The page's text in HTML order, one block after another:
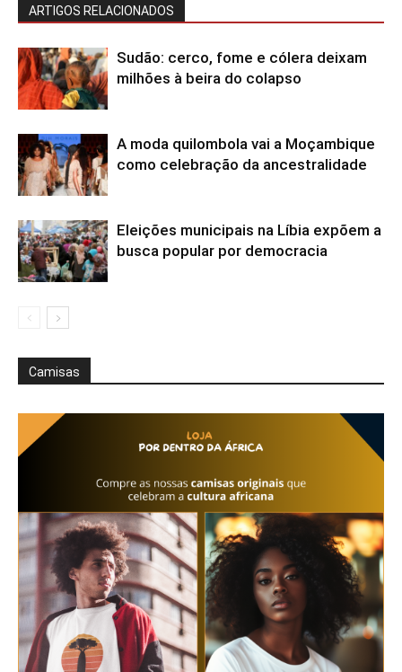
ARTIGOS RELACIONADOS
Sudão: cerco, fome e cólera deixam
milhões à beira do colapso
A moda quilombola vai a Moçambique
como celebração da ancestralidade
Eleições municipais na Líbia expõem a
busca popular por democracia
Camisas